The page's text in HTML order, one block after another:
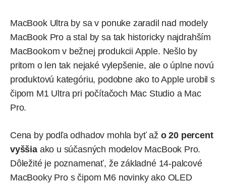
MacBook Ultra by sa v ponuke zaradil nad modely
MacBook Pro a stal by sa tak historicky najdrahším
MacBookom v bežnej produkcii Apple. Nešlo by
pritom o len tak nejaké vylepšenie, ale o úplne novú
produktovú kategóriu, podobne ako to Apple urobil s
čipom M1 Ultra pri počítačoch Mac Studio a Mac
Pro.
Cena by podľa odhadov mohla byť až o 20 percent
vyššiaako u súčasných modelov MacBook Pro.
Dôležité je poznamenať, že základné 14-palcové
MacBooky Pro s čipom M6 novinky ako OLED